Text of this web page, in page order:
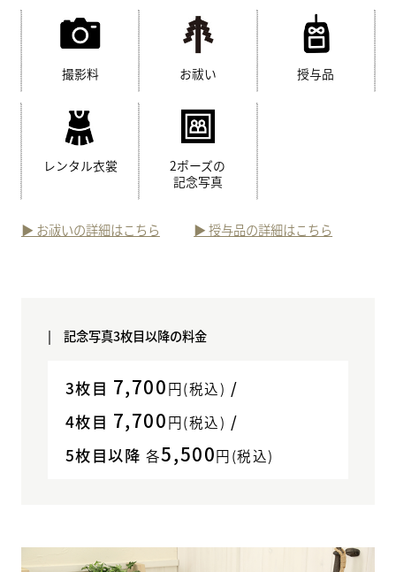
撮影料 お祓い 授与品
レンタル衣裳
2ポーズの
記念写真
▶︎ お祓いの詳細はこちら ▶︎ 授与品の詳細はこちら
| 記念写真3枚目以降の料金
3枚目 7,700円(税込) /
4枚目 7,700円(税込) /
5枚目以降 各5,500円(税込)